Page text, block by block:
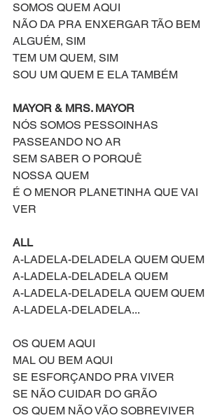
SOMOS QUEM AQUI
NÃO DA PRA ENXERGAR TÃO BEM
ALGUÉM, SIM
TEM UM QUEM, SIM
SOU UM QUEM E ELA TAMBÉM
MAYOR & MRS. MAYOR
NÓS SOMOS PESSOINHAS
PASSEANDO NO AR
SEM SABER O PORQUÊ
NOSSA QUEM
É O MENOR PLANETINHA QUE VAI
VER
ALL
A-LADELA-DELADELA QUEM QUEM
A-LADELA-DELADELA QUEM
A-LADELA-DELADELA QUEM QUEM
A-LADELA-DELADELA...
OS QUEM AQUI
MAL OU BEM AQUI
SE ESFORÇANDO PRA VIVER
SE NÃO CUIDAR DO GRÃO
OS QUEM NÃO VÃO SOBREVIVER